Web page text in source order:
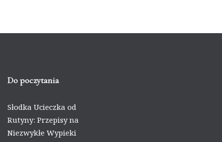
Do poczytania
Słodka Ucieczka od
Rutyny: Przepisy na
Niezwykłe Wypieki